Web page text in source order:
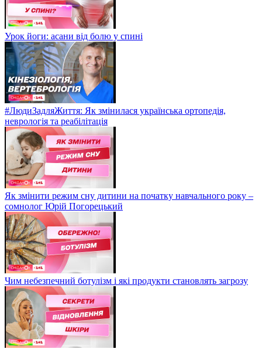
Урок йоги: асани від болю у спині
#ЛюдиЗадляЖиття: Як змінилася українська ортопедія,
неврологія та реабілітація
Як змінити режим сну дитини на початку навчального року –
сомнолог Юрій Погорецький
Чим небезпечний ботулізм і які продукти становлять загрозу